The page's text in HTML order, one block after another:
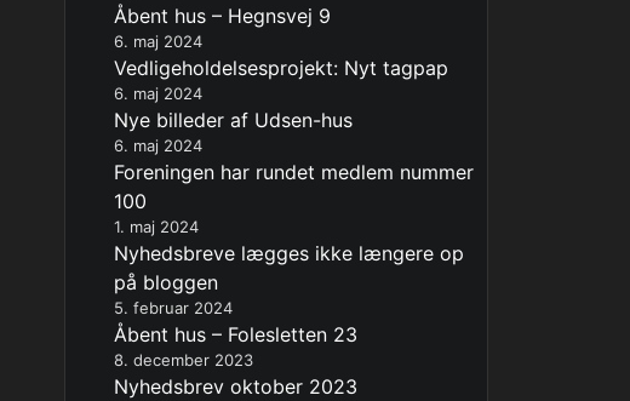
Åbent hus – Hegnsvej 9
6. maj 2024
Vedligeholdelsesprojekt: Nyt tagpap
6. maj 2024
Nye billeder af Udsen-hus
6. maj 2024
Foreningen har rundet medlem nummer
100
1. maj 2024
Nyhedsbreve lægges ikke længere op
på bloggen
5. februar 2024
Åbent hus – Folesletten 23
8. december 2023
Nyhedsbrev oktober 2023